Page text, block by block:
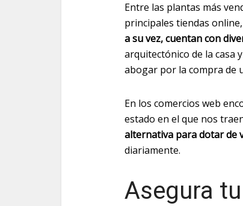
Entre las plantas más
principales tiendas
a su vez, cuentan con
arquitectónico de la casa
abogar por la compra de
En los comercios web
estado en el que nos
alternativa para dotar de
diariamente.
Asegura